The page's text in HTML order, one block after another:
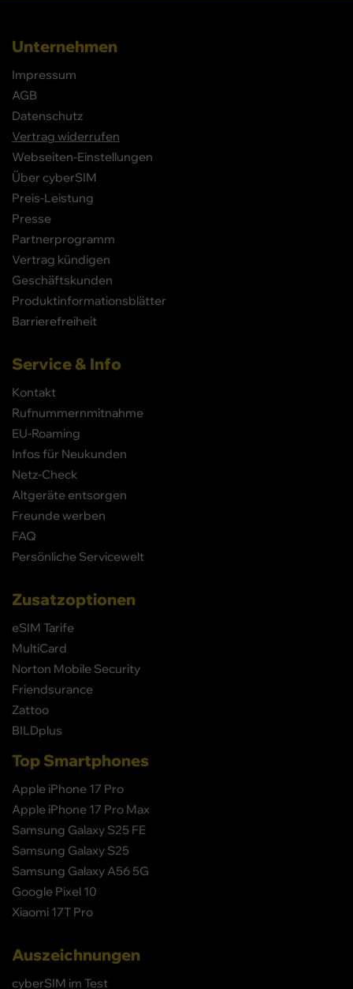
Unternehmen
Impressum
AGB
Datenschutz
Vertrag widerrufen
Webseiten-Einstellungen
Über cyberSIM
Preis-Leistung
Presse
Partnerprogramm
Vertrag kündigen
Geschäftskunden
Produktinformationsblätter
Barrierefreiheit
Service & Info
Kontakt
Rufnummernmitnahme
EU-Roaming
Infos für Neukunden
Netz-Check
Altgeräte entsorgen
Freunde werben
FAQ
Persönliche Servicewelt
Zusatzoptionen
eSIM Tarife
MultiCard
Norton Mobile Security
Friendsurance
Zattoo
BILDplus
Top Smartphones
Apple iPhone 17 Pro
Apple iPhone 17 Pro Max
Samsung Galaxy S25 FE
Samsung Galaxy S25
Samsung Galaxy A56 5G
Google Pixel 10
Xiaomi 17T Pro
Auszeichnungen
cyberSIM im Test